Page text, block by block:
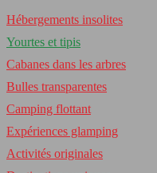
Hébergements insolites
Yourtes et tipis
Cabanes dans les arbres
Bulles transparentes
Camping flottant
Expériences glamping
Activités originales